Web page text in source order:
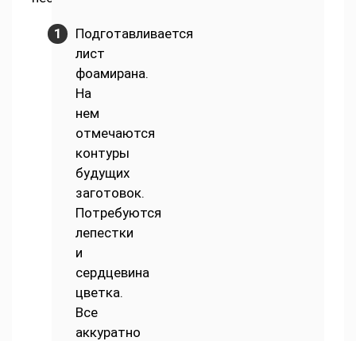
Подготавливается
лист
фоамирана.
На
нем
отмечаются
контуры
будущих
заготовок.
Потребуются
лепестки
и
сердцевина
цветка.
Все
аккуратно